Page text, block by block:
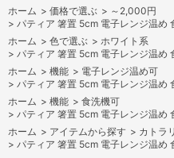
ホーム > 価格で選ぶ > ～2,000円
> パティア 箸置 5cm 電子レンジ温
ホーム > 色で選ぶ > ホワイト系
> パティア 箸置 5cm 電子レンジ温
ホーム > 機能 > 電子レンジ温め可
> パティア 箸置 5cm 電子レンジ温
ホーム > 機能 > 食洗機可
> パティア 箸置 5cm 電子レンジ温
ホーム > アイテムから探す > カトラ
> パティア 箸置 5cm 電子レンジ温